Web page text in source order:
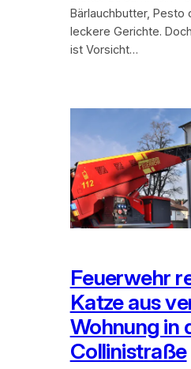
Bärlauchbutter, Pesto
leckere Gerichte.
ist Vorsicht…
Feuerwehr
Katze aus
Wohnung in
Collinistraße